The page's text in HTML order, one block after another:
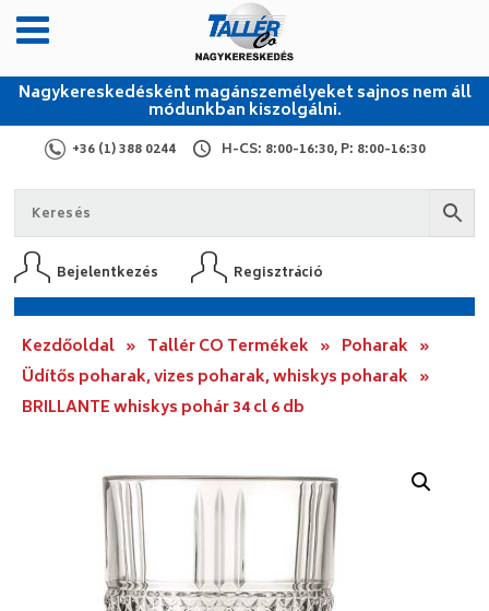
Nagykereskedésként magánszemélyeket sajnos nem áll
módunkban kiszolgálni.
+36 (1) 388 0244 H-CS: 8:00-16:30, P: 8:00-16:30
Bejelentkezés Regisztráció
Kezdőoldal » Tallér CO Termékek » Poharak »
Üdítős poharak, vizes poharak, whiskys poharak »
BRILLANTE whiskys pohár 34 cl 6 db